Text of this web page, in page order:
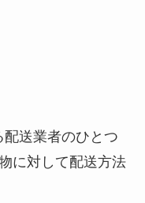
送業者のひとつ
に対して配送方法